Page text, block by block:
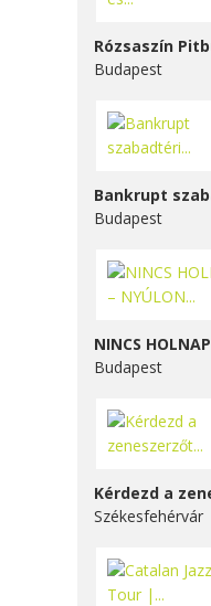
Budapest
Budapest
Budapest
Székesfehérvár